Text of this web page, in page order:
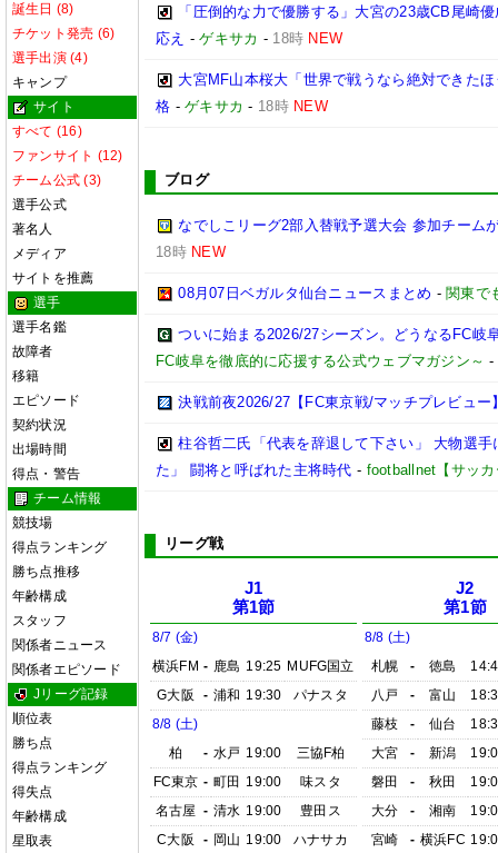
誕生日 (8)
チケット発売 (6)
選手出演 (4)
キャンプ
サイト
すべて (16)
ファンサイト (12)
チーム公式 (3)
選手公式
著名人
メディア
サイトを推薦
選手
選手名鑑
故障者
移籍
エピソード
契約状況
出場時間
得点・警告
チーム情報
競技場
得点ランキング
勝ち点推移
年齢構成
スタッフ
関係者ニュース
関係者エピソード
Jリーグ記録
順位表
勝ち点
得点ランキング
得失点
年齢構成
星取表
「圧倒的な力で優勝する」大宮の23歳CB尾崎
応え -ゲキサカ - 18時 NEW
大宮MF山本桜大「世界で戦うなら絶対できた
格 -ゲキサカ - 18時 NEW
ブログ
なでしこリーグ2部入替戦予選大会 参加チーム
18時 NEW
08月07日ベガルタ仙台ニュースまとめ - 関東で
ついに始まる2026/27シーズン。どうなるFC岐
FC岐阜を徹底的に応援する公式ウェブマガジン～ -
決戦前夜2026/27【FC東京戦/マッチプレビュー
柱谷哲二氏「代表を辞退して下さい」 大物選
た」 闘将と呼ばれた主将時代 - footballnet【サッ
リーグ戦
J1
第1節
8/7 (金)
横浜FM - 鹿島 19:25 MUFG国立
G大阪
- 浦和 19:30
パナスタ
8/8 (土)
柏
- 水戸 19:00
三協F柏
FC東京 - 町田 19:00
味スタ
名古屋 - 清水 19:00
豊田ス
C大阪
- 岡山 19:00
ハナサカ
J2
第1節
8/8 (土)
札幌
- 徳島
八戸
- 富山
藤枝
- 仙台
大宮
- 新潟
磐田
- 秋田
大分
- 湘南
宮崎
- 横浜FC